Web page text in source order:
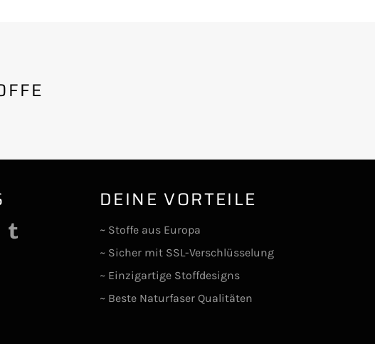
Instagram
DEINE VORTEILE
~ Stoffe aus Europa
~ Sicher mit SSL-Verschlüsselung
~ Einzigartige Stoffdesigns
~ Beste Naturfaser Qualitäten